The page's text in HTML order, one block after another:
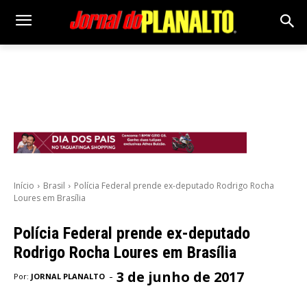
Início Brasil
Polícia Federal prende ex-deputado Rodrigo Rocha
Loures em Brasília
Polícia Federal prende ex-deputado
Rodrigo Rocha Loures em Brasília
Por: JORNAL PLANALTO - 3 de junho de 2017